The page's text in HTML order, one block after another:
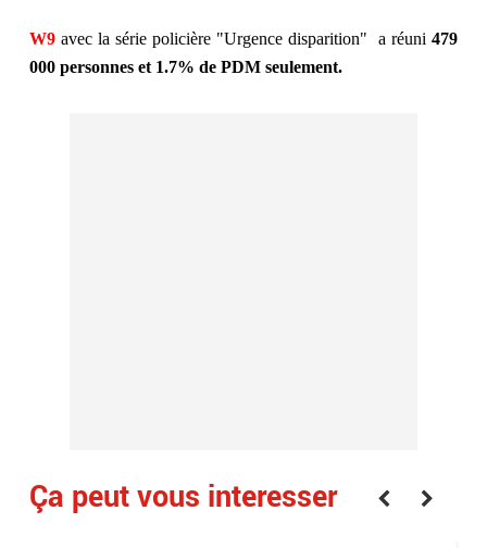
W9 avec la série policière "Urgence disparition" a réuni 479
000 personnes et 1.7% de PDM seulement.
Ça peut vous interesser